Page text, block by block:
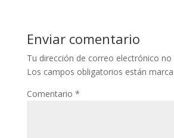
Enviar comentario
Tu dirección de correo electrónico no
Los campos obligatorios están
Comentario *